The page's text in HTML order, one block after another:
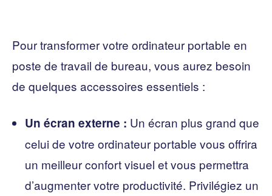
Pour transformer votre ordinateur portable en
poste de travail de bureau, vous aurez besoin
de quelques accessoires essentiels :
Un écran externe : Un écran plus grand que
celui de votre ordinateur portable vous offrira
un meilleur confort visuel et vous permettra
d’augmenter votre productivité. Privilégiez un